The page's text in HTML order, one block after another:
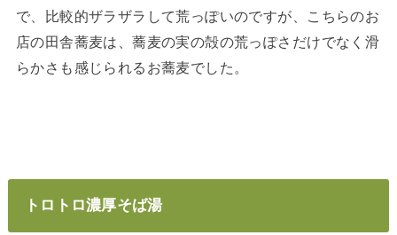
で、比較的ザラザラして荒っぽいのですが、こちらのお
店の田舎蕎麦は、蕎麦の実の殻の荒っぽさだけでなく滑
らかさも感じられるお蕎麦でした。
トロトロ濃厚そば湯